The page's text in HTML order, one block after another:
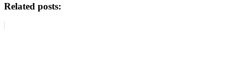
Related posts: